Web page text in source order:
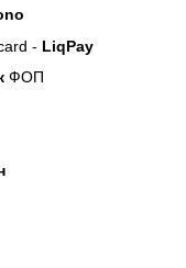
- LiqPay
ФОП